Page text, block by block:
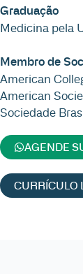
Graduação
Medicina pela
Membro de
American
American
Sociedade
AGENDE
CURRÍCULO